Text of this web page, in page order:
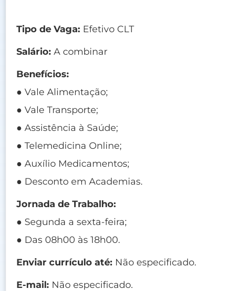
Tipo de Vaga: Efetivo CLT
Salário: A combinar
Benefícios:
● Vale Alimentação;
● Vale Transporte;
● Assistência à Saúde;
● Telemedicina Online;
● Auxílio Medicamentos;
● Desconto em Academias.
Jornada de Trabalho:
● Segunda a sexta-feira;
● Das 08h00 às 18h00.
Enviar currículo até: Não especificado.
E-mail: Não especificado.